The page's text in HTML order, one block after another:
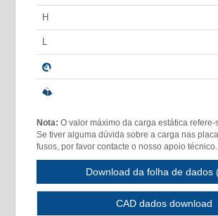
H
Nota: O valor máximo da carga estática refere-
Se tiver alguma dúvida sobre a carga nas
fusos, por favor contacte o nosso apoio técnico.
Download da folha de dados
CAD dados download